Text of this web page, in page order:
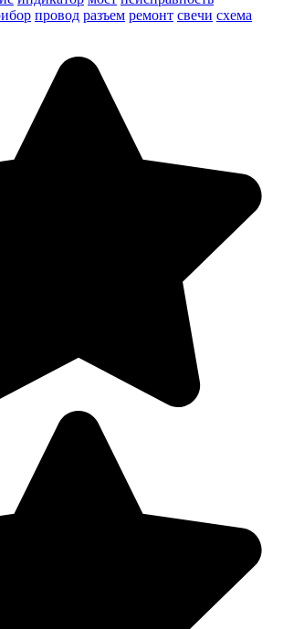
провод разъем ремонт свечи схема